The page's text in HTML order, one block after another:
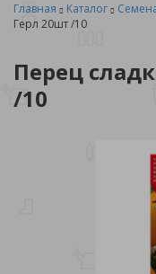
Главная Каталог
Герл 20шт /10
Перец
/10